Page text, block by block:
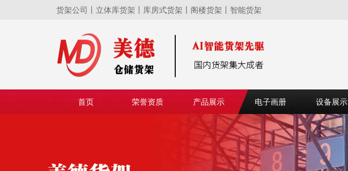
货架公司丨立体库货架丨库房式货架丨阁楼货架丨智能货架
首页 荣誉资质 产品展示 电子画册 设备展示